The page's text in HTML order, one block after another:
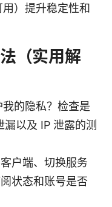
）提升稳定性和
（实用解
的隐私？检查是
以及 IP 泄露的测
户端、切换服务
状态和账号是否